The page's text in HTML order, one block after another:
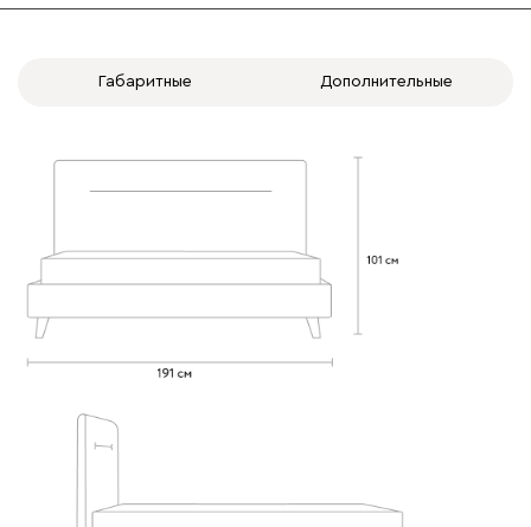
Габаритные Дополнительные